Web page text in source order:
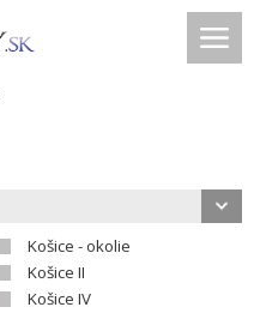
Košice - okolie
Košice II
Košice IV